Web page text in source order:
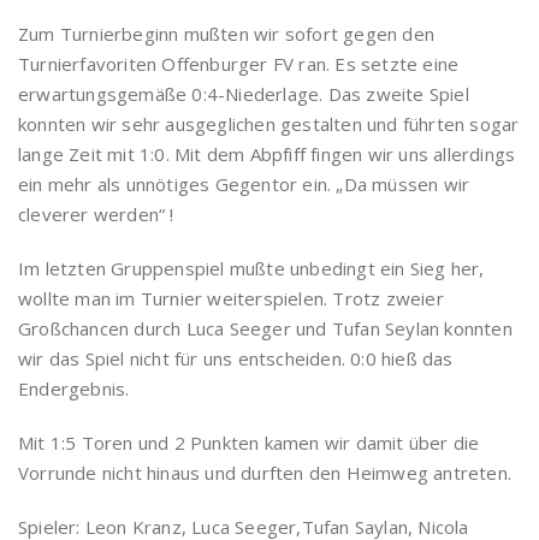
Zum Turnierbeginn mußten wir sofort gegen den
Turnierfavoriten Offenburger FV ran. Es setzte eine
erwartungsgemäße 0:4-Niederlage. Das zweite Spiel
konnten wir sehr ausgeglichen gestalten und führten sogar
lange Zeit mit 1:0. Mit dem Abpfiff fingen wir uns allerdings
ein mehr als unnötiges Gegentor ein. „Da müssen wir
cleverer werden“ !
Im letzten Gruppenspiel mußte unbedingt ein Sieg her,
wollte man im Turnier weiterspielen. Trotz zweier
Großchancen durch Luca Seeger und Tufan Seylan konnten
wir das Spiel nicht für uns entscheiden. 0:0 hieß das
Endergebnis.
Mit 1:5 Toren und 2 Punkten kamen wir damit über die
Vorrunde nicht hinaus und durften den Heimweg antreten.
Spieler: Leon Kranz, Luca Seeger,Tufan Saylan, Nicola